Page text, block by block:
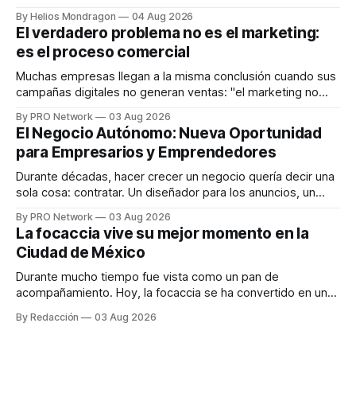
dispositivos inteligentes, inteligencia artificial y monitoreo
en tiempo real para ayudar a las personas a tomar mejores
decisiones sobre su salud metabólica. Su propuesta busca
responder
By Helios Mondragon 04 Aug 2026
El verdadero problema no es el marketing:
es el proceso comercial
Muchas empresas llegan a la misma conclusión cuando sus
campañas digitales no generan ventas: "el marketing no
INTERIUS, el problema suele estar en otro lugar. Durante
una entrevista para el podcast SER PRO, el especialista en
marketing digital explicó que
By PRO Network 03 Aug 2026
El Negocio Autónomo: Nueva Oportunidad
para Empresarios y Emprendedores
Durante décadas, hacer crecer un negocio quería decir una
sola cosa: contratar. Un diseñador para los anuncios, un
para los textos, alguien que supiera de publicidad digital
para encontrar prospectos, un vendedor para atender
llamadas y mensajes, y —con suerte— una persona
By PRO Network 03 Aug 2026
La focaccia vive su mejor momento en la
Ciudad de México
Durante mucho tiempo fue vista como un pan de
acompañamiento. Hoy, la focaccia se ha convertido en uno
artesanal, ingredientes de calidad y experiencias que
By Redacción 03 Aug 2026